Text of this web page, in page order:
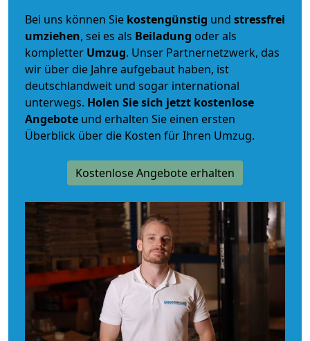
Bei uns können Sie kostengünstig und stressfrei
umziehen, sei es als Beiladung oder als
kompletter Umzug. Unser Partnernetzwerk, das
wir über die Jahre aufgebaut haben, ist
deutschlandweit und sogar international
unterwegs. Holen Sie sich jetzt kostenlose
Angebote und erhalten Sie einen ersten
Überblick über die Kosten für Ihren Umzug.
Kostenlose Angebote erhalten